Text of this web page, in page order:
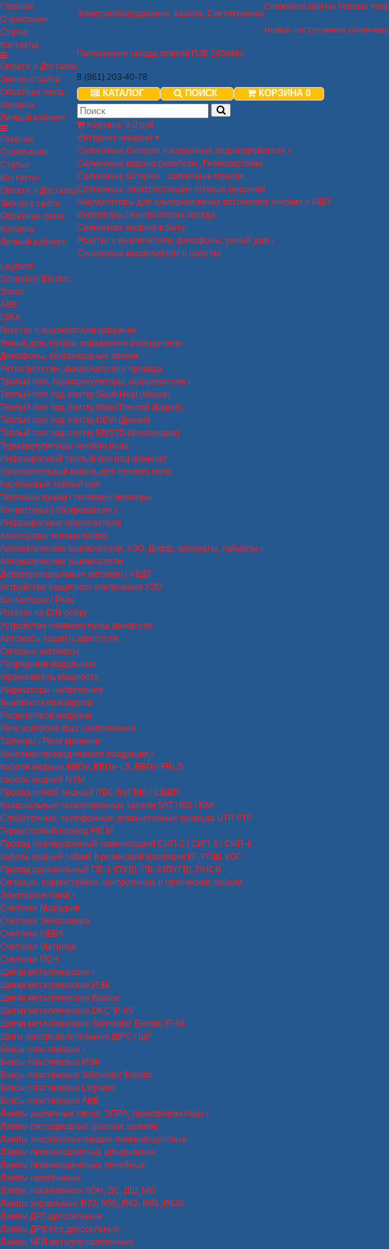
Главная
О компании
Статьи
Контакты
Оплата и Доставка
Звонок с сайта
Обратная связь
Корзина
Личный кабинет
Главная
О компании
Статьи
Контакты
Оплата и Доставка
Звонок с сайта
Обратная связь
Корзина
Личный кабинет
Электрооборудование. Кабель. Светотехника
Снижение цен на теплые
Новые поступления
Пополнение склада плитой ПЗК 240х480
8 (861) 203-40-78
КАТАЛОГ ПОИСК КОРЗИНА 0
Корзина: 0 0 руб
Интернет-магазин
Солнечные батареи и вакуумные водонагреватели
Солнечные водонагреватели , Гелиосистемы
Солнечные батареи - солнечные панели
Солнечные электростанции готовые решения
Аккумуляторы для альтернативных источников энергии и ИБП
Инверторы / контроллеры заряда
Солнечная энергия в быту
Розетки и выключатели, домофоны, умный дом
Сенсорные выключатели и розетки
Legrand
Schneider Electric
Simon
ABB
GIRA
Розетки и выключатели наружние
Умный дом, пульты управления освещением
Домофоны, беспроводные звонки
Ретро розетки , выключатели и провода
Теплый пол, терморегуляторы, обогреватели
Теплый пол под плитку SouthHeat (Корея)
Теплый пол под плитку NanoThermal (Корея)
Теплый пол под плитку DEVI (Дания)
Теплый пол под плитку ENSTO (Финляндия)
Терморегуляторы теплого пола
Инфракрасный теплый пол под ламинат
Нагревательный кабель для теплого пола
Карбоновый теплый пол
Тепловые пушки / тепловентиляторы
Конвекторы ( обогреватели )
Инфракрасные обогреватели
Аксессуары теплых полов
Автоматические выключатели, УЗО, Дифф. автоматы, таймеры
Автоматические выключатели
Дифференциальные автоматы АВДТ
Устройства защитного отключения УЗО
Контакторы / Реле
Розетки на DIN-рейку
Устройства плавного пуска двигателя
Автоматы защиты двигателя
Силовые автоматы
Разрядники модульные
ограничитель мощности
Индикаторы напряжения
Выключатели нагрузки
Расцепители нагрузки
Реле контроля фаз / напряжения
Таймеры / Реле времени
Кабельно-проводниковая продукция
Кабели медные ВВГнг, ВВГнг-LS, ВВГнг-FRLS
Кабель медный NYM
Провод гибкий медный ПВС (КуГВВ) / ШВВП
Коаксиальные телевизионные кабели SAT / RG / КВК
Слаботочные, телефонные, компьютерные провода UTP, FTP
Термостойкий провод РКГМ
Провод изолированный самонесущий СИП-2 / СИП-3 / СИП-4
Кабель медный гибкий в резиновой изоляции КГ, РПШ, КОГ
Провод одножильный ПВ-1 (ПУВ), ПВ-3 (ПУГВ), ПНСВ
Силовые, термостойкие, контрольные и оптические кабели
Электросчетчики
Счетчики Меркурий
Счетчики Энергомера
Счетчики НЕВА
Счетчики Матрица
Счетчики ПСЧ
Щитки металлические
Щитки металлические ИЭК
Щитки металлические Кронус
Щитки металлические DKC IP-65
Щитки металлические Schneider Electric IP-66
Щиты распределительные ЩРС / ЩР
Боксы пластиковые
Боксы пластиковые ИЭК
Боксы пластиковые Schneider Electric
Боксы пластиковые Legrand
Боксы пластиковые ABB
Лампы различных типов, ЭПРА, трансформаторы
Лампы светодиодные (разные цоколи)
Лампы энергосберегающие люминисцентные
Лампы люминисцентные штырьковые
Лампы люминисцентные линейные
Лампы галогеновые
Лампы накаливания ЛОН, ДС, ДШ, МО
Лампы зеркальные R39, R50, R63, R80, ИКЗК
Лампы ДРЛ дроссельные
Лампы ДРВ без дроссельные
Лампы МГЛ металло-галогенные